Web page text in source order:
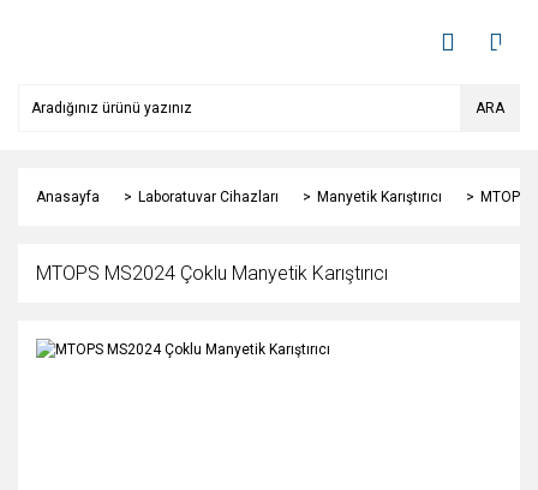
ARA
Anasayfa Laboratuvar Cihazları Manyetik Karıştırıcı MTOPS
MTOPS MS2024 Çoklu Manyetik Karıştırıcı